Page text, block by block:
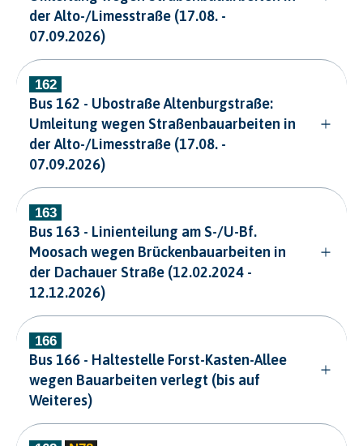
der Alto-/Limesstraße (17.08. -
07.09.2026)
Bus 162 - Ubostraße Altenburgstraße:
Umleitung wegen Straßenbauarbeiten in
der Alto-/Limesstraße (17.08. -
07.09.2026)
Bus 163 - Linienteilung am S-/U-Bf.
Moosach wegen Brückenbauarbeiten in
der Dachauer Straße (12.02.2024 -
12.12.2026)
Bus 166 - Haltestelle Forst-Kasten-Allee
wegen Bauarbeiten verlegt (bis auf
Weiteres)